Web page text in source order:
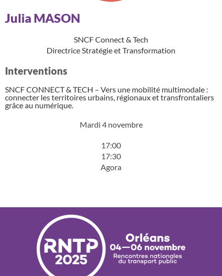
Julia MASON
SNCF Connect & Tech
Directrice Stratégie et Transformation
Interventions
SNCF CONNECT & TECH – Vers une mobilité multimodale :
connecter les territoires urbains, régionaux et transfrontaliers
grâce au numérique.
Mardi 4 novembre
17:00
17:30
Agora